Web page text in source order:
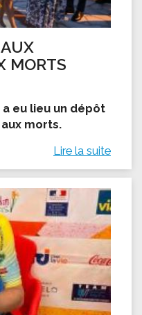
MORTS
eu lieu un dépôt
morts.
Lire la suite